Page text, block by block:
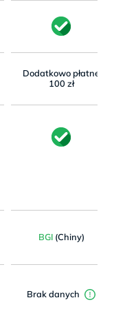
Dodatkowo płatne
100 zł
BGI(Chiny)
Brak danych